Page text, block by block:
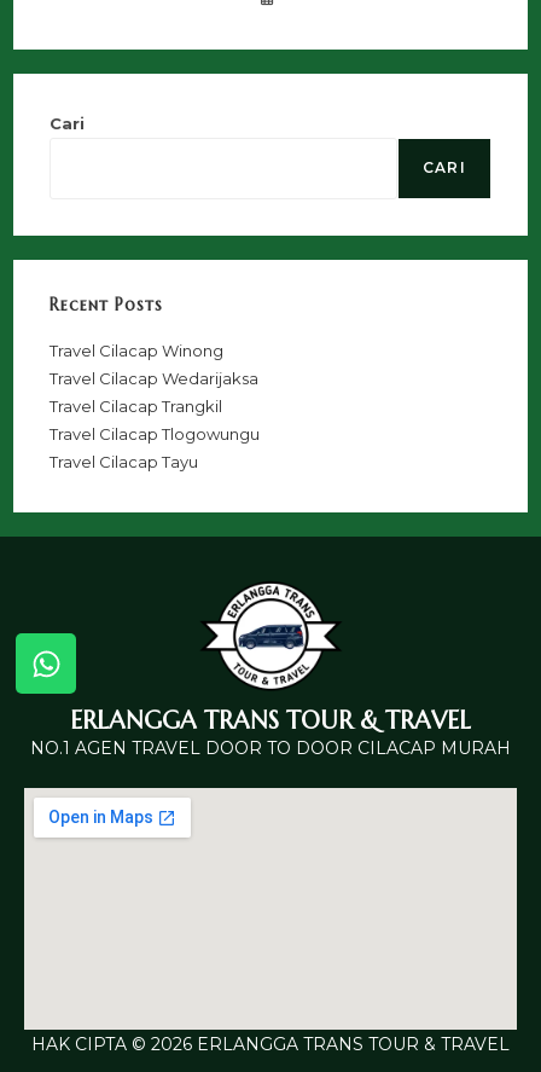
Cari
CARI
Recent Posts
Travel Cilacap Winong
Travel Cilacap Wedarijaksa
Travel Cilacap Trangkil
Travel Cilacap Tlogowungu
Travel Cilacap Tayu
ERLANGGA TRANS TOUR & TRAVEL
NO.1 AGEN TRAVEL DOOR TO DOOR CILACAP MURAH
HAK CIPTA © 2026 ERLANGGA TRANS TOUR & TRAVEL